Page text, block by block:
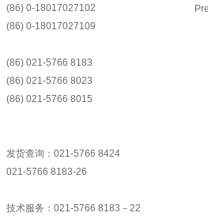
(86) 0-18017027102
(86) 0-18017027109
(86) 021-5766 8183
(86) 021-5766 8023
(86) 021-5766 8015
发货查询：021-5766 8424
021-5766 8183-26
技术服务：021-5766 8183－22